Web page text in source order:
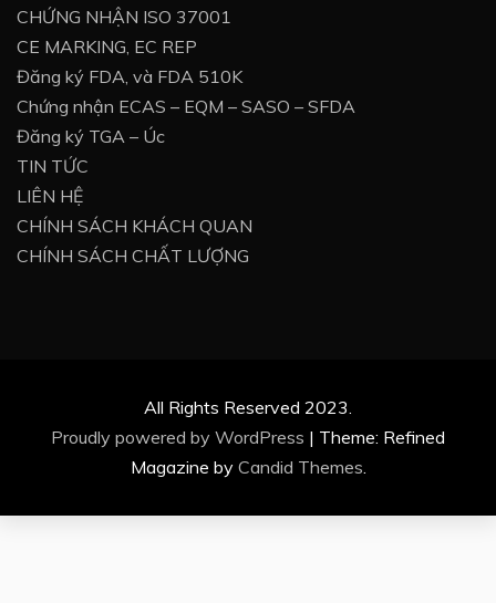
CHỨNG NHẬN ISO 37001
CE MARKING, EC REP
Đăng ký FDA, và FDA 510K
Chứng nhận ECAS – EQM – SASO – SFDA
Đăng ký TGA – Úc
TIN TỨC
LIÊN HỆ
CHÍNH SÁCH KHÁCH QUAN
CHÍNH SÁCH CHẤT LƯỢNG
All Rights Reserved 2023.
Proudly powered by WordPress | Theme: Refined
Magazine by Candid Themes.